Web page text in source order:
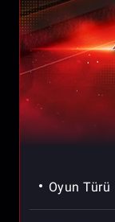
Oyun Türü